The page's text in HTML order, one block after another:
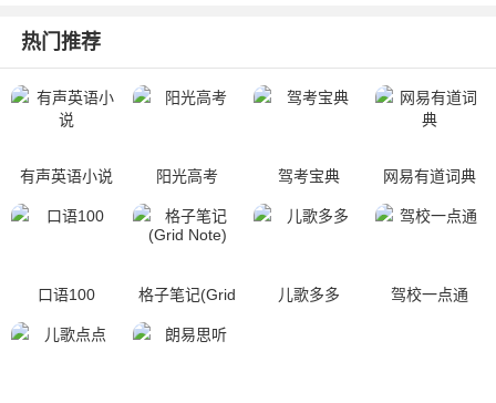
热门推荐
有声英语小说 阳光高考 驾考宝典 网易有道词典
口语100
格子笔记(Grid
Note)
儿歌多多 驾校一点通